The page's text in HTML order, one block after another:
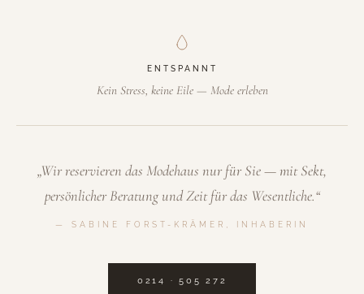
ENTSPANNT
Kein Stress, keine Eile — Mode erleben
„Wir reservieren das Modehaus nur für Sie — mit Sekt,
persönlicher Beratung und Zeit für das Wesentliche.“
— SABINE FORST-KRÄMER, INHABERIN
0214 · 505 272